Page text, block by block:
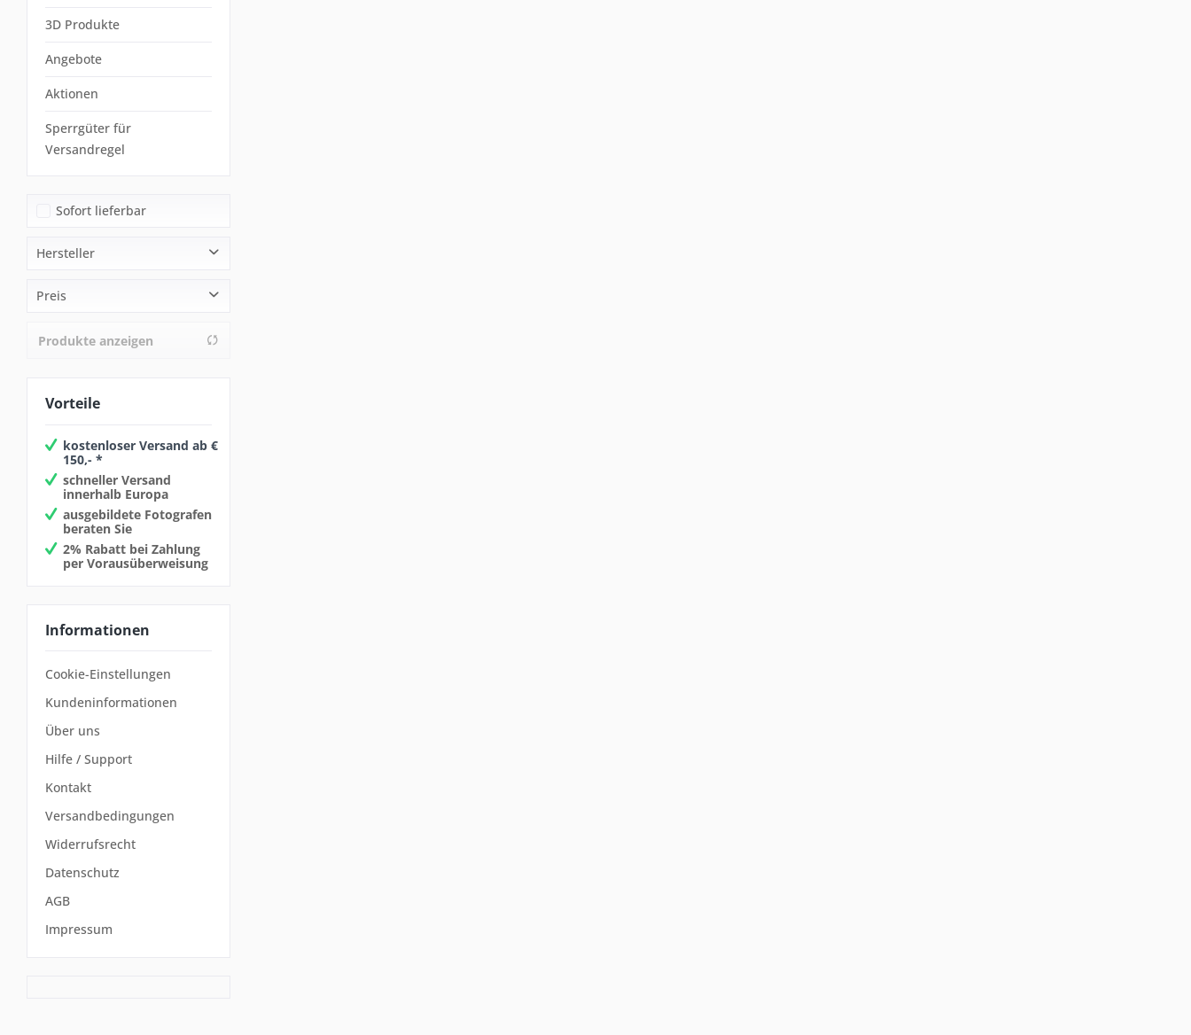
3D Produkte
Angebote
Aktionen
Sperrgüter für
Versandregel
Sofort lieferbar
Hersteller
walimex pro
Preis
bis
Produkte anzeigen
Vorteile
kostenloser Versand ab €
150,- *
schneller Versand
innerhalb Europa
ausgebildete Fotografen
beraten Sie
2% Rabatt bei Zahlung
per Vorausüberweisung
Informationen
Cookie-Einstellungen
Kundeninformationen
Über uns
Hilfe / Support
Kontakt
Versandbedingungen
Widerrufsrecht
Datenschutz
AGB
Impressum